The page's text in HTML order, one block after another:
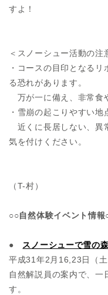
すよ！
＜スノーシュー活動の注
・コースの目印となる
る恐れがあります。
万が一に備え、非常食
・雪崩の起こりやすい地
近くに長居しない、異
気を付けください。
（T-村）
○○自然体験イベント情報
● スノーシューで雪の森
平成31年2月16,23日（
自然解説員の案内で、一
す。